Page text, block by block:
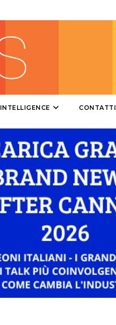
INTELLIGENCE CONTATTI